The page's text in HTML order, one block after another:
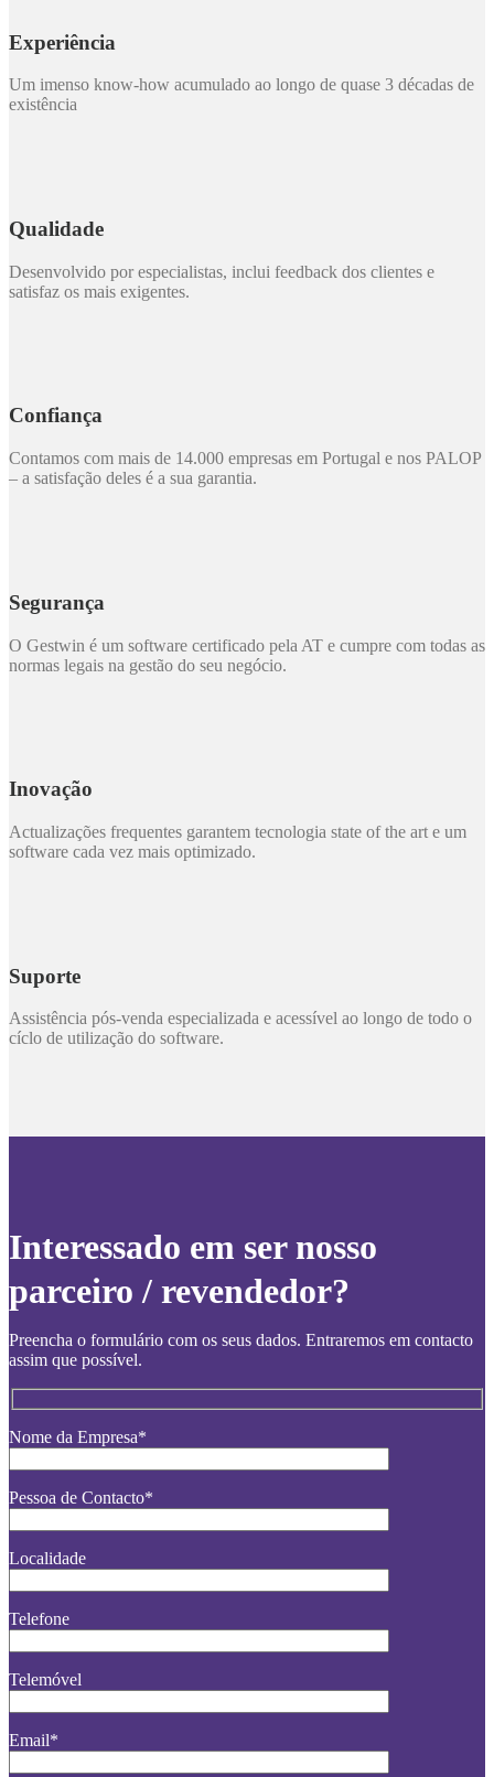
Experiência
Um imenso know-how acumulado ao longo de quase 3 décadas de
existência
Qualidade
Desenvolvido por especialistas, inclui feedback dos clientes e
satisfaz os mais exigentes.
Confiança
Contamos com mais de 14.000 empresas em Portugal e nos PALOP
– a satisfação deles é a sua garantia.
Segurança
O Gestwin é um software certificado pela AT e cumpre com todas as
normas legais na gestão do seu negócio.
Inovação
Actualizações frequentes garantem tecnologia state of the art e um
software cada vez mais optimizado.
Suporte
Assistência pós-venda especializada e acessível ao longo de todo o
cíclo de utilização do software.
Interessado em ser nosso
parceiro / revendedor?
Preencha o formulário com os seus dados. Entraremos em contacto
assim que possível.
Nome da Empresa*
Pessoa de Contacto*
Localidade
Telefone
Telemóvel
Email*